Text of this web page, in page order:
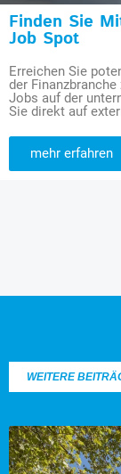
Finden Sie
Job Spot
Erreichen Sie
der
Jobs auf der
Sie direkt auf
mehr erfahren
WEITERE